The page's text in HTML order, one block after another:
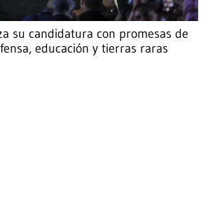
su candidatura con promesas de
educación y tierras raras